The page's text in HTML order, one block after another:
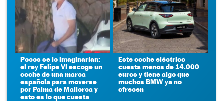
Pocos se lo imaginarían:
el rey Felipe VI escoge un
coche de una marca
española para moverse
por Palma de Mallorca y
esto es lo que cuesta
Este coche eléctrico
cuesta menos de 14.000
euros y tiene algo que
muchos BMW ya no
ofrecen